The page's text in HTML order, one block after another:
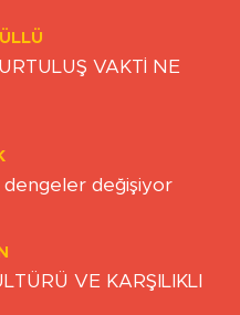
VAKTİ NE
dengeler değişiyor
VE KARŞILIKLI